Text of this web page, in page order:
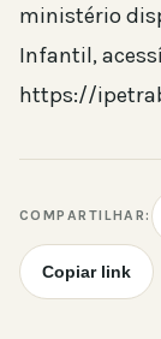
ministério
Infantil,
https://
COMPARTILHAR:
Copiar link